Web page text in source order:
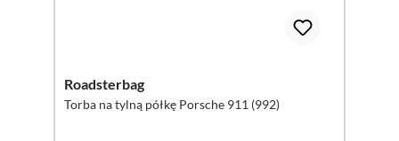
Roadsterbag
Torba na tylną półkę Porsche 911 (992)